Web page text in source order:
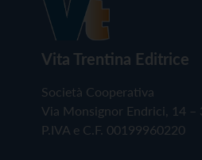
Vita Trentina Editrice
Società Cooperativa
Via Monsignor Endrici, 14 –
P.IVA e C.F. 00199960220